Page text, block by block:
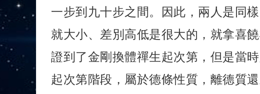
一步到九十步之間。因此，兩人是同
就大小、差別高低是很大的，就拿喜
證到了金剛換體禪生起次第，但是當
起次第階段，屬於德條性質，離德質